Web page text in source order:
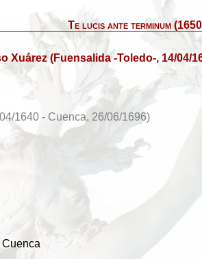
Te lucis ante terminum
Xuárez (Fuensalida -Toledo-, 14/04/
1640 - Cuenca, 26/06/1696)